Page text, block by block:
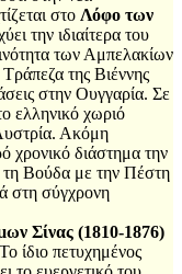
στο Λόφο των
την ιδιαίτερα του
των Αμπελακίων
της Βιέννης
στην Ουγγαρία. Σε
ελληνικό χωριό
Ακόμη
χρονικό διάστημα την
Βούδα με την Πέστη
στη σύγχρονη
Σίνας (1810-1876)
ίδιο πετυχημένος